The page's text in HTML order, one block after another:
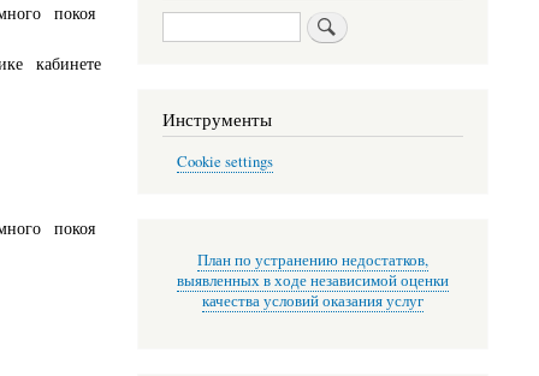
покоя
кабинете
покоя
Поиск
Инструменты
Cookie settings
План по устранению недостатков,
выявленных в ходе независимой оценки
качества условий оказания услуг